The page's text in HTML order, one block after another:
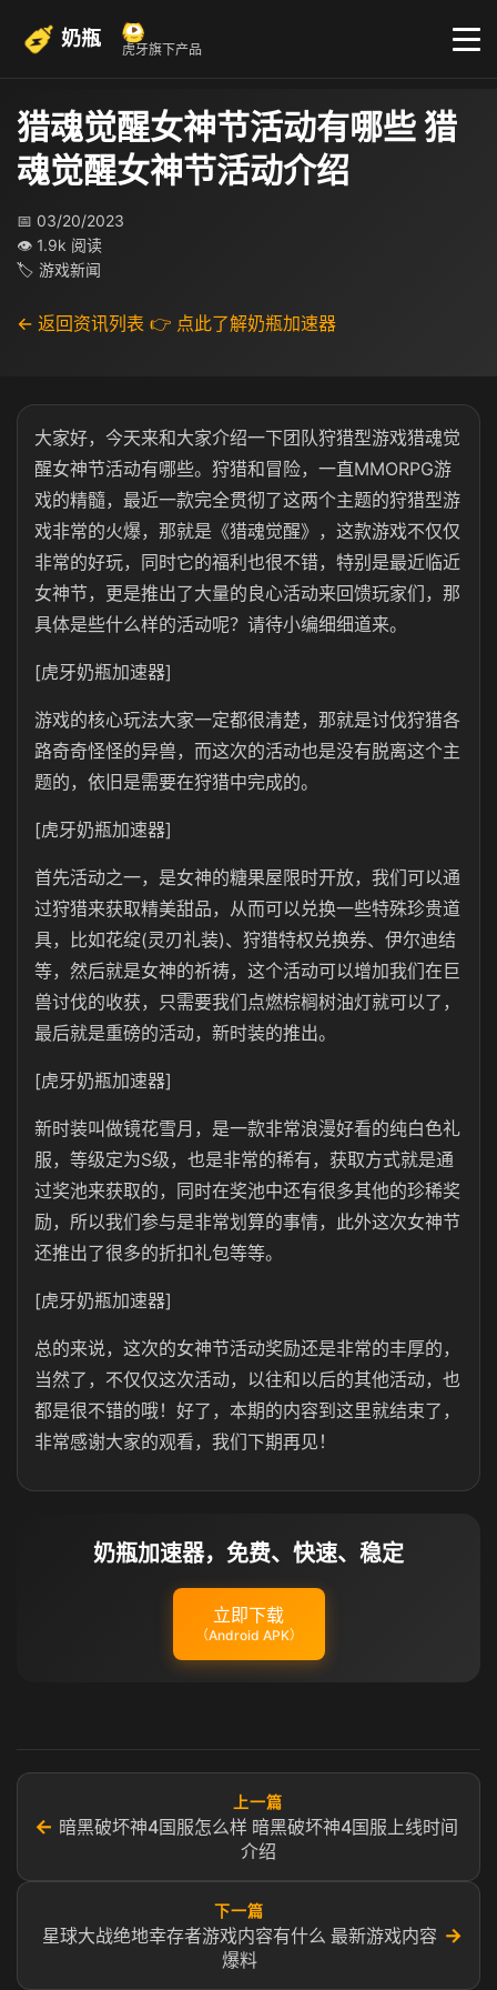
奶瓶 虎牙旗下产品
猎魂觉醒女神节活动有哪些 猎
魂觉醒女神节活动介绍
📅 03/20/2023
👁 1.9k 阅读
🏷 游戏新闻
← 返回资讯列表 👉 点此了解奶瓶加速器
大家好，今天来和大家介绍一下团队狩猎型游戏猎魂觉
醒女神节活动有哪些。狩猎和冒险，一直MMORPG游
戏的精髓，最近一款完全贯彻了这两个主题的狩猎型游
戏非常的火爆，那就是《猎魂觉醒》，这款游戏不仅仅
非常的好玩，同时它的福利也很不错，特别是最近临近
女神节，更是推出了大量的良心活动来回馈玩家们，那
具体是些什么样的活动呢？请待小编细细道来。
[虎牙奶瓶加速器]
游戏的核心玩法大家一定都很清楚，那就是讨伐狩猎各
路奇奇怪怪的异兽，而这次的活动也是没有脱离这个主
题的，依旧是需要在狩猎中完成的。
[虎牙奶瓶加速器]
首先活动之一，是女神的糖果屋限时开放，我们可以通
过狩猎来获取精美甜品，从而可以兑换一些特殊珍贵道
具，比如花绽(灵刃礼装)、狩猎特权兑换券、伊尔迪结
等，然后就是女神的祈祷，这个活动可以增加我们在巨
兽讨伐的收获，只需要我们点燃棕榈树油灯就可以了，
最后就是重磅的活动，新时装的推出。
[虎牙奶瓶加速器]
新时装叫做镜花雪月，是一款非常浪漫好看的纯白色礼
服，等级定为S级，也是非常的稀有，获取方式就是通
过奖池来获取的，同时在奖池中还有很多其他的珍稀奖
励，所以我们参与是非常划算的事情，此外这次女神节
还推出了很多的折扣礼包等等。
[虎牙奶瓶加速器]
总的来说，这次的女神节活动奖励还是非常的丰厚的，
当然了，不仅仅这次活动，以往和以后的其他活动，也
都是很不错的哦！好了，本期的内容到这里就结束了，
非常感谢大家的观看，我们下期再见！
奶瓶加速器，免费、快速、稳定
立即下载
（Android APK）
←
上一篇
暗黑破坏神4国服怎么样 暗黑破坏神4国服上线时间
介绍
下一篇
星球大战绝地幸存者游戏内容有什么 最新游戏内容
爆料
→